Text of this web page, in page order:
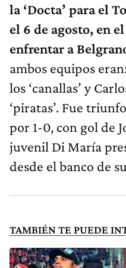
la ‘Docta’ para el
el 6 de agosto, en
enfrentar a
ambos equipos
los ‘canallas’ y
‘piratas’. Fue
por 1-0, con gol de
juvenil Di María
desde el banco de
TAMBIÉN TE PUEDE